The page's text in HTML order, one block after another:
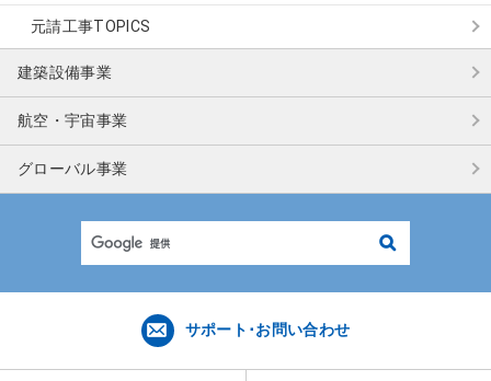
元請工事TOPICS
建築設備事業
航空・宇宙事業
グローバル事業
索
サポート･お問い合わせ